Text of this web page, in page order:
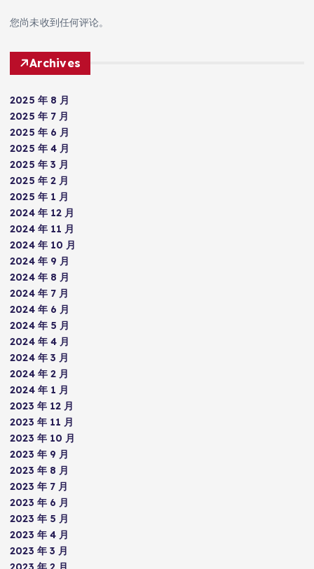
您尚未收到任何评论。
Archives
2025 年 8 月
2025 年 7 月
2025 年 6 月
2025 年 4 月
2025 年 3 月
2025 年 2 月
2025 年 1 月
2024 年 12 月
2024 年 11 月
2024 年 10 月
2024 年 9 月
2024 年 8 月
2024 年 7 月
2024 年 6 月
2024 年 5 月
2024 年 4 月
2024 年 3 月
2024 年 2 月
2024 年 1 月
2023 年 12 月
2023 年 11 月
2023 年 10 月
2023 年 9 月
2023 年 8 月
2023 年 7 月
2023 年 6 月
2023 年 5 月
2023 年 4 月
2023 年 3 月